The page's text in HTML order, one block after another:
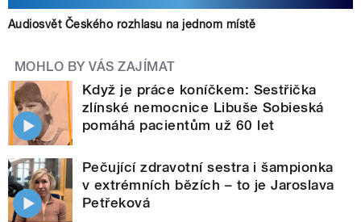
Audiosvět Českého rozhlasu na jednom místě
MOHLO BY VÁS ZAJÍMAT
Když je práce koníčkem: Sestřička
zlínské nemocnice Libuše Sobieská
pomáhá pacientům už 60 let
Pečující zdravotní sestra i šampionka
v extrémních bězích – to je Jaroslava
Petřeková